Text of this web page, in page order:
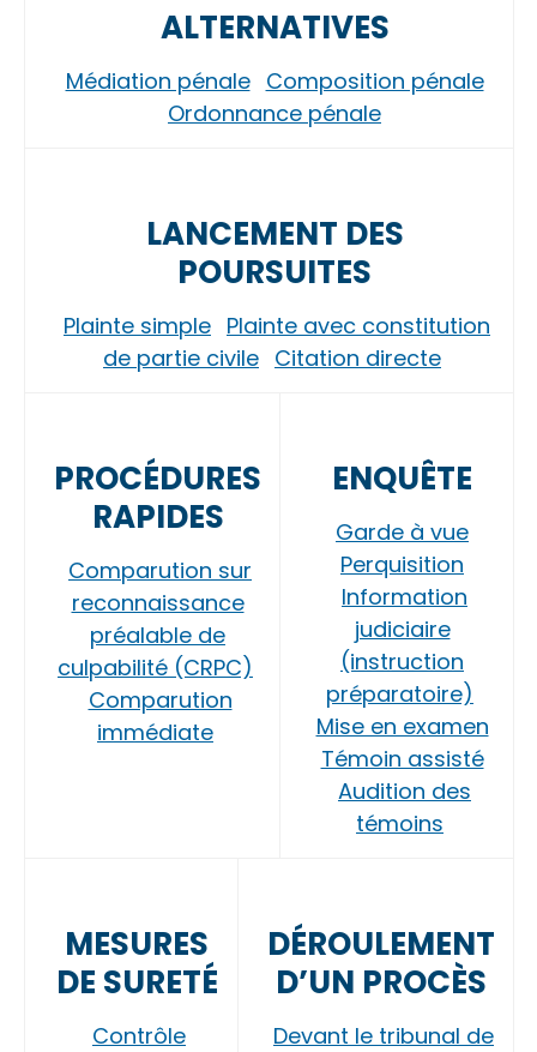
ALTERNATIVES
Médiation pénale Composition pénale
Ordonnance pénale
LANCEMENT DES
POURSUITES
Plainte simple Plainte avec constitution
de partie civile Citation directe
PROCÉDURES
RAPIDES
Comparution sur
reconnaissance
préalable de
culpabilité (CRPC)
Comparution
immédiate
ENQUÊTE
Garde à vue
Perquisition
Information
judiciaire
(instruction
préparatoire)
Mise en examen
Témoin assisté
Audition des
témoins
MESURES
DE SURETÉ
Contrôle
DÉROULEMENT
D’UN PROCÈS
Devant le tribunal de